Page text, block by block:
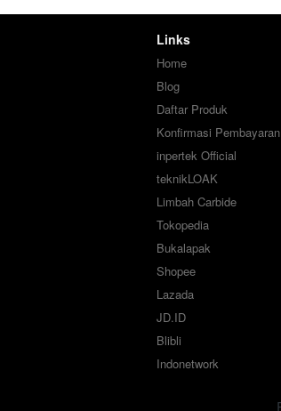
Links
Home
Blog
Daftar Produk
Konfirmasi Pembayaran
inpertek Official
teknikLOAK
Limbah Carbide
Tokopedia
Bukalapak
Shopee
Lazada
JD.ID
Blibli
Indonetwork